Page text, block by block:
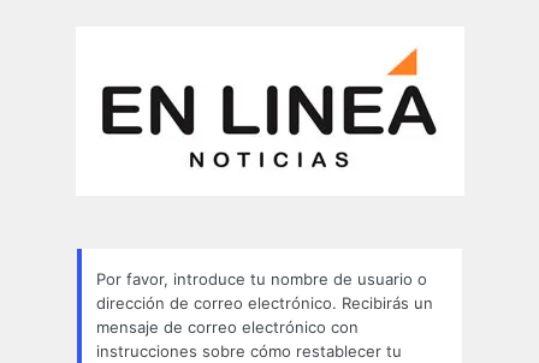
Por favor, introduce tu nombre de usuario o
dirección de correo electrónico. Recibirás un
mensaje de correo electrónico con
instrucciones sobre cómo restablecer tu